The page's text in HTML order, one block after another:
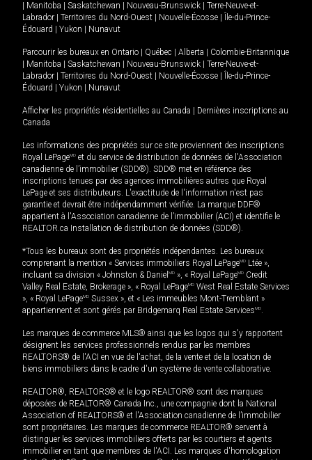
Manitoba Saskatchewan Nouveau-Brunswick
Terre-Neuve-et-
Labrador
Territoires du Nord-Ouest Nouvelle-Écosse
Île-du-Prince-
Édouard
Yukon Nunavut
Parcourir les bureaux en Ontario Québec Alberta
Colombie-Britannique
Manitoba Saskatchewan Nouveau-Brunswick
Terre-Neuve-et-
Labrador
Territoires du Nord-Ouest Nouvelle-Écosse
Île-du-Prince-
Édouard
Yukon Nunavut
Afficher les propriétés résidentielles au Canada
Dernières inscriptions au
Canada
Les informations des propriétés sur ce site proviennent des inscriptions
Royal LePageMD et du service de distribution de données de l'Association
canadienne de l’immobilier (SDD®). SDD® met en référence des
inscriptions tenues par des agences immobilières autres que Royal
LePage et ses distributeurs. L'exactitude de l'information n'est pas
garantie et devrait être indépendamment vérifiée. La marque DDF®
appartient à l'Association canadienne de l’immobilier (ACI) et identifie le
REALTOR.ca Installation de distribution de données (SDD®).
*Tous les bureaux sont des propriétés indépendantes. Les bureaux
comprenant la mention « Services immobiliers Royal LePageMD Ltée »,
incluant sa division « Johnston & Daniel MD », « Royal LePageMD Credit
Valley Real Estate, Brokerage », « Royal LePageMD West Real Estate Services
», « Royal LePageMD Sussex », et « Les immeubles Mont-Tremblant »
appartiennent et sont gérés par Bridgemarq Real Estate ServicesMD.
Les marques de commerce MLS® ainsi que les logos qui s'y rapportent
désignent les services professionnels rendus par les membres
REALTORS® de l'ACI en vue de l'achat, de la vente et de la location de
biens immobiliers dans le cadre d'un système de vente collaborative.
REALTOR®, REALTORS® et le logo REALTOR® sont des marques
déposées de REALTOR® Canada Inc., une compagnie dont la National
Association of REALTORS® et l'Association canadienne de l’immobilier
sont propriétaires. Les marques de commerce REALTOR® servent à
distinguer les services immobiliers offerts par les courtiers et agents
immobilier en tant que membres de l'ACI. Les marques d'homologation